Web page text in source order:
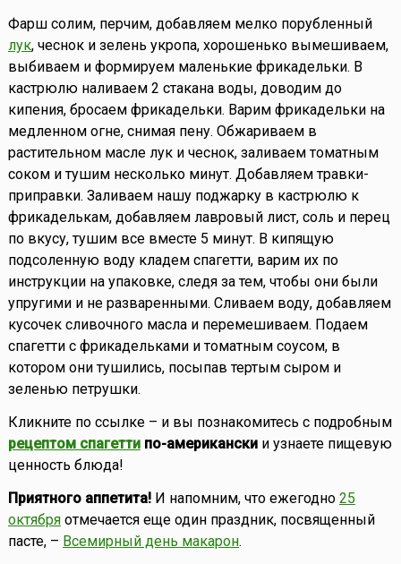
Фарш солим, перчим, добавляем мелко порубленный
лук, чеснок и зелень укропа, хорошенько вымешиваем,
выбиваем и формируем маленькие фрикадельки. В
кастрюлю наливаем 2 стакана воды, доводим до
кипения, бросаем фрикадельки. Варим фрикадельки на
медленном огне, снимая пену. Обжариваем в
растительном масле лук и чеснок, заливаем томатным
соком и тушим несколько минут. Добавляем травки-
приправки. Заливаем нашу поджарку в кастрюлю к
фрикаделькам, добавляем лавровый лист, соль и перец
по вкусу, тушим все вместе 5 минут. В кипящую
подсоленную воду кладем спагетти, варим их по
инструкции на упаковке, следя за тем, чтобы они были
упругими и не разваренными. Сливаем воду, добавляем
кусочек сливочного масла и перемешиваем. Подаем
спагетти с фрикадельками и томатным соусом, в
котором они тушились, посыпав тертым сыром и
зеленью петрушки.
Кликните по ссылке – и вы познакомитесь с подробным
рецептом спагеттипо-американскии узнаете пищевую
ценность блюда!
Приятного аппетита!И напомним, что ежегодно 25
октябряотмечается еще один праздник, посвященный
пасте, – Всемирный день макарон.